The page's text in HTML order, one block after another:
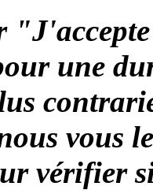
une
vous
vérifier